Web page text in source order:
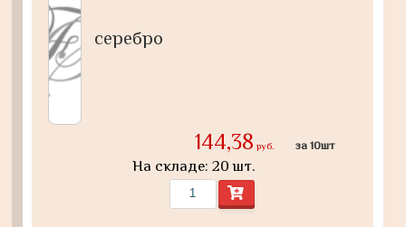
серебро
144,38 руб. за 10шт
На складе: 20 шт.